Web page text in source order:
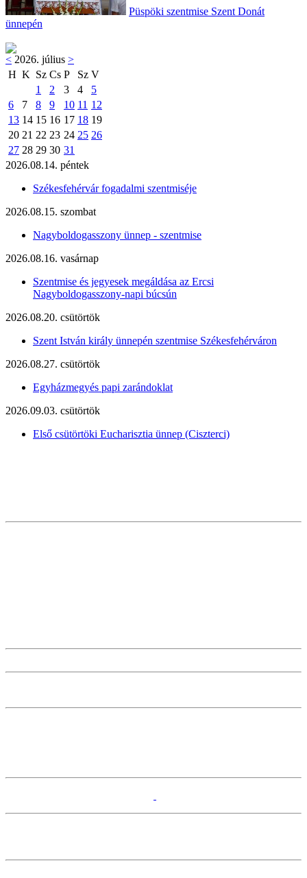
Püspöki szentmise Szent Donát
ünnepén
< 2026. július >
H K Sz Cs P Sz V
1
2 3 4
5
6
7 8 9 10 11 12
13 14 15 16 17 18 19
20 21 22 23 24 25 26
27 28 29 30 31
2026.08.14. péntek
Székesfehérvár fogadalmi szentmiséje
2026.08.15. szombat
Nagyboldogasszony ünnep - szentmise
2026.08.16. vasárnap
Szentmise és jegyesek megáldása az Ercsi
Nagyboldogasszony-napi búcsún
2026.08.20. csütörtök
Szent István király ünnepén szentmise Székesfehérváron
2026.08.27. csütörtök
Egyházmegyés papi zarándoklat
2026.09.03. csütörtök
Első csütörtöki Eucharisztia ünnep (Ciszterci)